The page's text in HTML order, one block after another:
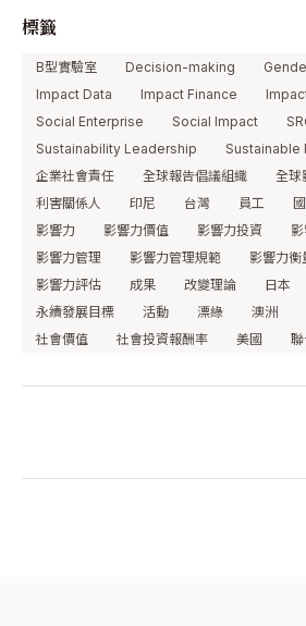
標籤
B型實驗室 Decision-making
Impact Data
Impact Finance
Social Enterprise
Social Impact
Sustainability Leadership
Sustainable
企業社會責任
全球報告倡議組織
全球
利害關係人
印尼 台灣 員工
影響力
影響力價值 影響力投資
影響力管理
影響力管理規範 影響力衡
影響力評估
成果 改變理論 日本
永續發展目標
活動 漂綠 澳洲
社會價值
社會投資報酬率 美國